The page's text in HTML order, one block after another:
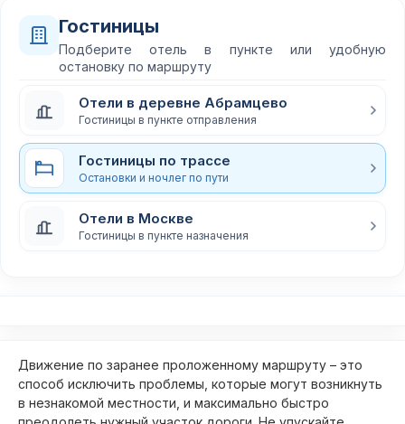
Гостиницы
Подберите отель в пункте или удобную
остановку по маршруту
Отели в деревне Абрамцево
Гостиницы в пункте отправления
Гостиницы по трассе
Остановки и ночлег по пути
Отели в Москве
Гостиницы в пункте назначения
Движение по заранее проложенному маршруту – это
способ исключить проблемы, которые могут возникнуть
в незнакомой местности, и максимально быстро